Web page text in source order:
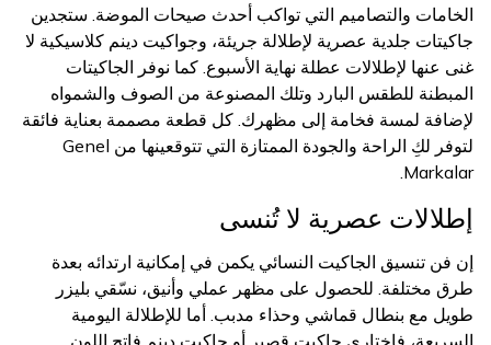
الخامات والتصاميم التي تواكب أحدث صيحات الموضة. ستجدين
جاكيتات جلدية عصرية لإطلالة جريئة، وجواكيت دينم كلاسيكية لا
غنى عنها لإطلالات عطلة نهاية الأسبوع. كما نوفر الجاكيتات
المبطنة للطقس البارد وتلك المصنوعة من الصوف والشمواه
لإضافة لمسة فخامة إلى مظهرك. كل قطعة مصممة بعناية فائقة
لتوفر لكِ الراحة والجودة الممتازة التي تتوقعينها من Genel
Markalar.
إطلالات عصرية لا تُنسى
إن فن تنسيق الجاكيت النسائي يكمن في إمكانية ارتدائه بعدة
طرق مختلفة. للحصول على مظهر عملي وأنيق، نسّقي بليزر
طويل مع بنطال قماشي وحذاء مدبب. أما للإطلالة اليومية
السريعة، فاختاري جاكيت قصير أو جاكيت دينم فاتح اللون